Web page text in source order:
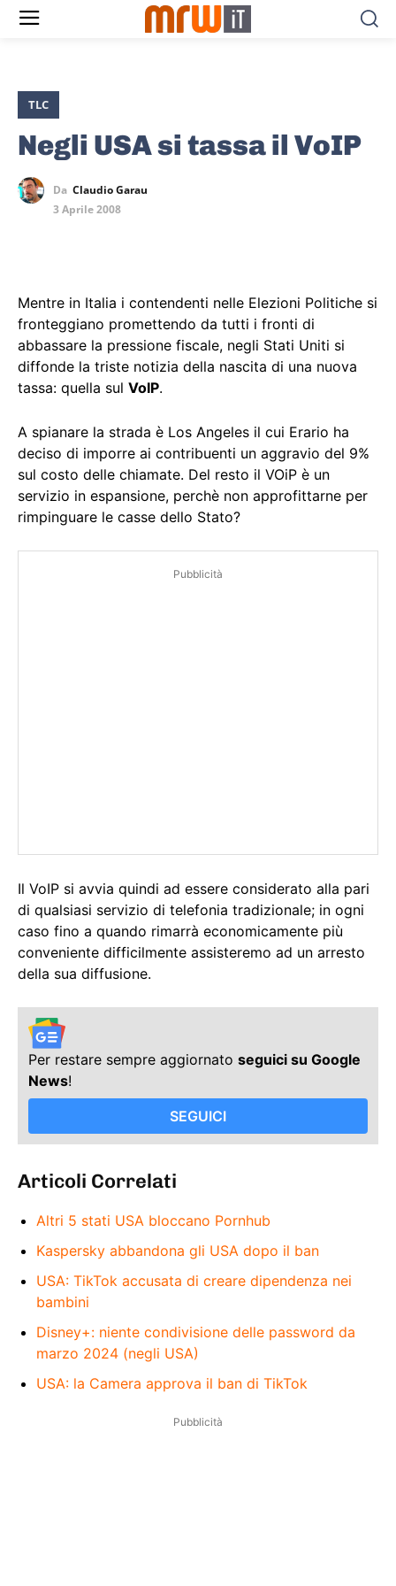
TLC
Negli USA si tassa il VoIP
Da Claudio Garau
3 Aprile 2008
Mentre in Italia i contendenti nelle Elezioni Politiche si
fronteggiano promettendo da tutti i fronti di
abbassare la pressione fiscale, negli Stati Uniti si
diffonde la triste notizia della nascita di una nuova
tassa: quella sul VoIP.
A spianare la strada è Los Angeles il cui Erario ha
deciso di imporre ai contribuenti un aggravio del 9%
sul costo delle chiamate. Del resto il VOiP è un
servizio in espansione, perchè non approfittarne per
rimpinguare le casse dello Stato?
Pubblicità
Il VoIP si avvia quindi ad essere considerato alla pari
di qualsiasi servizio di telefonia tradizionale; in ogni
caso fino a quando rimarrà economicamente più
conveniente difficilmente assisteremo ad un arresto
della sua diffusione.
Per restare sempre aggiornato seguici su Google
News!
SEGUICI
Articoli Correlati
Altri 5 stati USA bloccano Pornhub
Kaspersky abbandona gli USA dopo il ban
USA: TikTok accusata di creare dipendenza nei
bambini
Disney+: niente condivisione delle password da
marzo 2024 (negli USA)
USA: la Camera approva il ban di TikTok
Pubblicità